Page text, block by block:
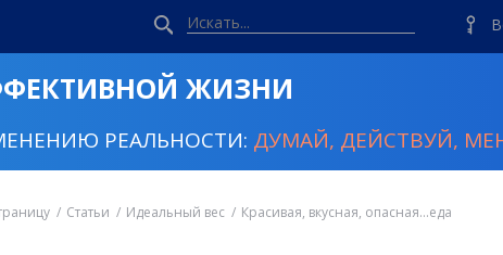
ЖИЗНИ
РЕАЛЬНОСТИ: ДУМАЙ, ДЕЙСТВУЙ,
Статьи Идеальный вес Красивая, вкусная, опасная…еда